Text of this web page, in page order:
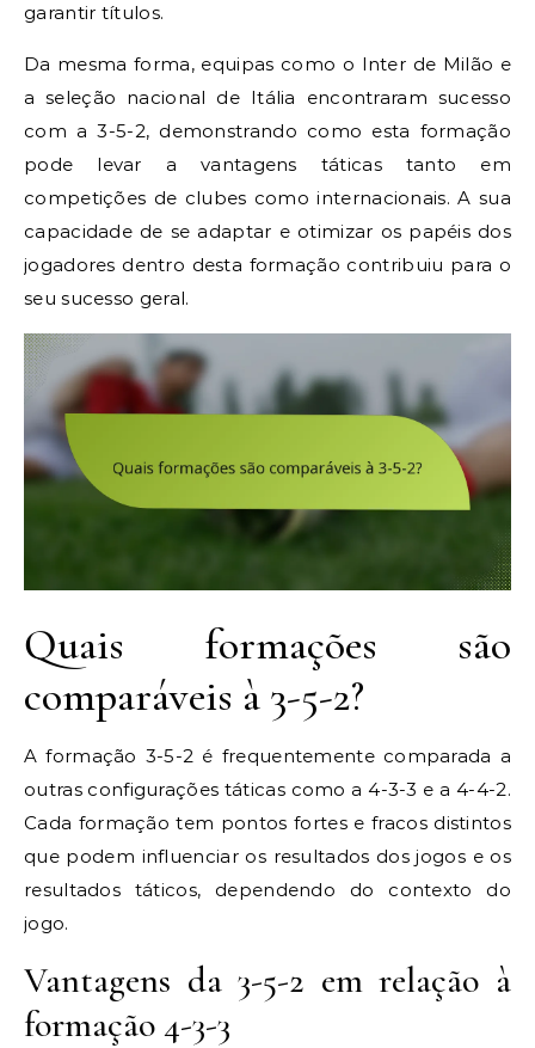
garantir títulos.
Da mesma forma, equipas como o Inter de Milão e
a seleção nacional de Itália encontraram sucesso
com a 3-5-2, demonstrando como esta formação
pode levar a vantagens táticas tanto em
competições de clubes como internacionais. A sua
capacidade de se adaptar e otimizar os papéis dos
jogadores dentro desta formação contribuiu para o
seu sucesso geral.
Quais formações são
comparáveis à 3-5-2?
A formação 3-5-2 é frequentemente comparada a
outras configurações táticas como a 4-3-3 e a 4-4-2.
Cada formação tem pontos fortes e fracos distintos
que podem influenciar os resultados dos jogos e os
resultados táticos, dependendo do contexto do
jogo.
Vantagens da 3-5-2 em relação à
formação 4-3-3